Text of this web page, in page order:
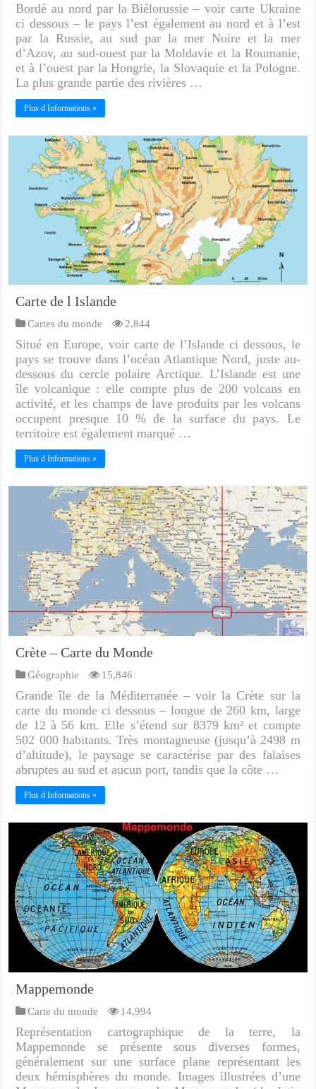
Bordé au nord par la Biélorussie – voir carte Ukraine
ci dessous – le pays l’est également au nord et à l’est
par la Russie, au sud par la mer Noire et la mer
d’Azov, au sud-ouest par la Moldavie et la Roumanie,
et à l’ouest par la Hongrie, la Slovaquie et la Pologne.
La plus grande partie des rivières …
Plus d Informations »
Carte de l Islande
Cartes du monde 2,844
Situé en Europe, voir carte de l’Islande ci dessous, le
pays se trouve dans l’océan Atlantique Nord, juste au-
dessous du cercle polaire Arctique. L’Islande est une
île volcanique : elle compte plus de 200 volcans en
activité, et les champs de lave produits par les volcans
occupent presque 10 % de la surface du pays. Le
territoire est également marqué …
Plus d Informations »
Crète – Carte du Monde
Géographie 15,846
Grande île de la Méditerranée – voir la Crète sur la
carte du monde ci dessous – longue de 260 km, large
de 12 à 56 km. Elle s’étend sur 8379 km² et compte
502 000 habitants. Très montagneuse (jusqu’à 2498 m
d’altitude), le paysage se caractérise par des falaises
abruptes au sud et aucun port, tandis que la côte …
Plus d Informations »
Mappemonde
Carte du monde 14,994
Représentation cartographique de la terre, la
Mappemonde se présente sous diverses formes,
généralement sur une surface plane représentant les
deux hémisphères du monde. Images illustrées d’une